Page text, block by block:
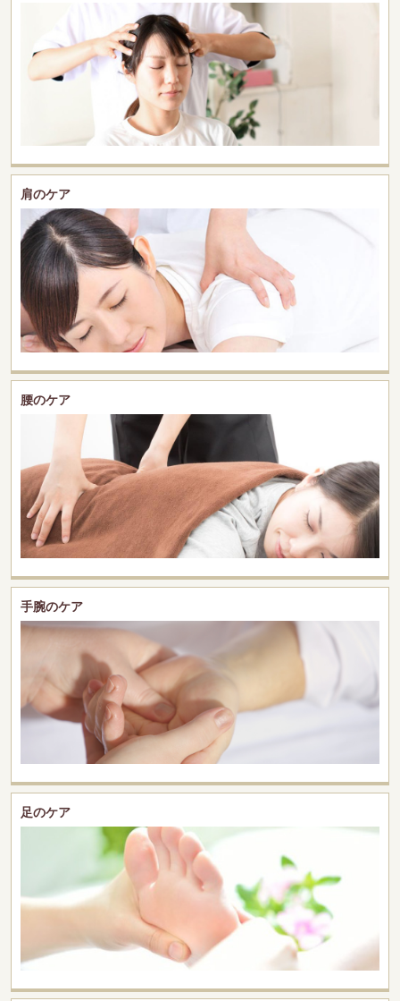
肩のケア
腰のケア
手腕のケア
足のケア